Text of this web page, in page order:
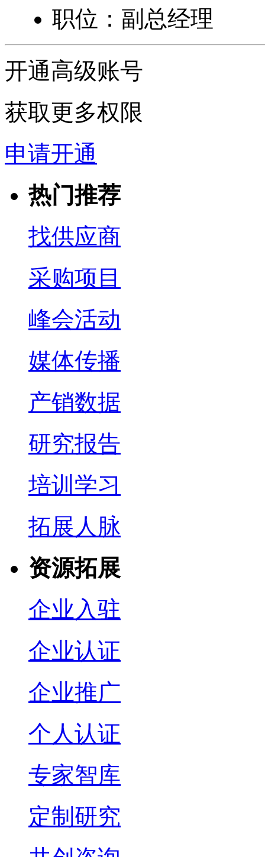
职位： 副总经理
开通高级账号
获取更多权限
申请开通
热门推荐
找供应商
采购项目
峰会活动
媒体传播
产销数据
研究报告
培训学习
拓展人脉
资源拓展
企业入驻
企业认证
企业推广
个人认证
专家智库
定制研究